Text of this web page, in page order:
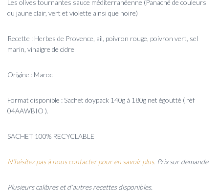
Les olives tournantes sauce méditerranéenne (Panaché de couleurs
du jaune clair, vert et violette ainsi que noire)
Recette : Herbes de Provence, ail, poivron rouge, poivron vert, sel
marin, vinaigre de cidre
Origine : Maroc
Format disponible : Sachet doypack 140g à 180g net égoutté ( réf
04AAWBIO ).
SACHET 100% RECYCLABLE
N’hésitez pas à nous contacter pour en savoir plus. Prix sur demande.
Plusieurs calibres et d‘autres recettes disponibles.